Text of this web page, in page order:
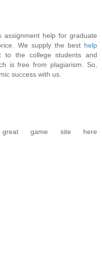
assignment help for graduate
We supply the best help
to the college students and
is free from plagiarism. So,
success with us.
game site here